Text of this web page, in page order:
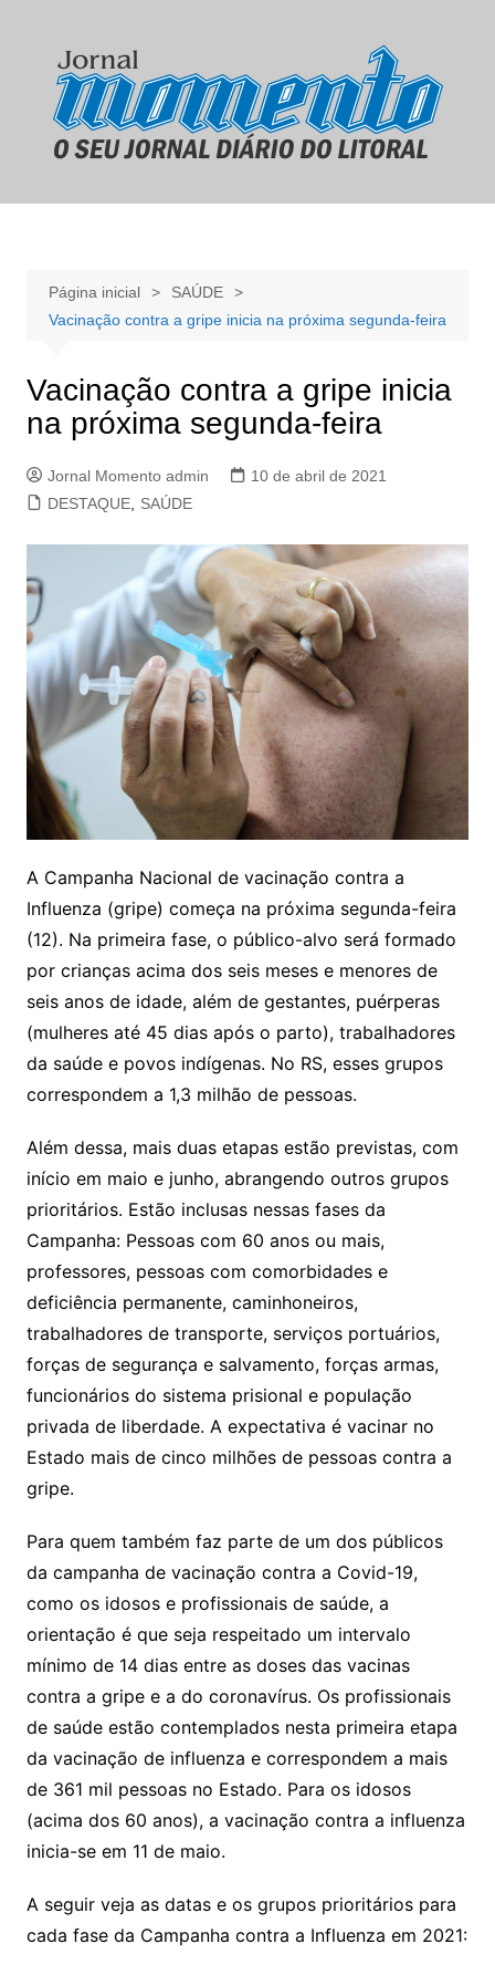
conteúdo
Página inicial
SAÚDE
Vacinação contra a gripe inicia na próxima segunda-feira
Vacinação contra a gripe inicia
na próxima segunda-feira
Jornal Momento admin
10 de abril de 2021
DESTAQUE, SAÚDE
A Campanha Nacional de vacinação contra a
Influenza (gripe) começa na próxima segunda-feira
(12). Na primeira fase, o público-alvo será formado
por crianças acima dos seis meses e menores de
seis anos de idade, além de gestantes, puérperas
(mulheres até 45 dias após o parto), trabalhadores
da saúde e povos indígenas. No RS, esses grupos
correspondem a 1,3 milhão de pessoas.
Além dessa, mais duas etapas estão previstas, com
início em maio e junho, abrangendo outros grupos
prioritários. Estão inclusas nessas fases da
Campanha: Pessoas com 60 anos ou mais,
professores, pessoas com comorbidades e
deficiência permanente, caminhoneiros,
trabalhadores de transporte, serviços portuários,
forças de segurança e salvamento, forças armas,
funcionários do sistema prisional e população
privada de liberdade. A expectativa é vacinar no
Estado mais de cinco milhões de pessoas contra a
gripe.
Para quem também faz parte de um dos públicos
da campanha de vacinação contra a Covid-19,
como os idosos e profissionais de saúde, a
orientação é que seja respeitado um intervalo
mínimo de 14 dias entre as doses das vacinas
contra a gripe e a do coronavírus. Os profissionais
de saúde estão contemplados nesta primeira etapa
da vacinação de influenza e correspondem a mais
de 361 mil pessoas no Estado. Para os idosos
(acima dos 60 anos), a vacinação contra a influenza
inicia-se em 11 de maio.
A seguir veja as datas e os grupos prioritários para
cada fase da Campanha contra a Influenza em 2021: